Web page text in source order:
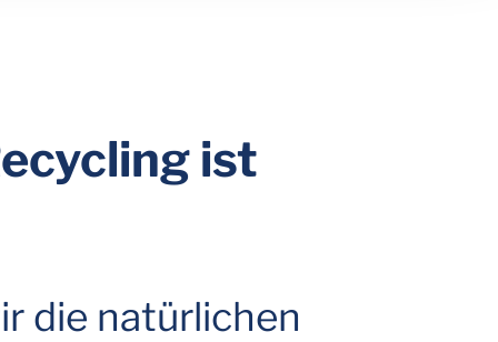
ist
die natürlichen